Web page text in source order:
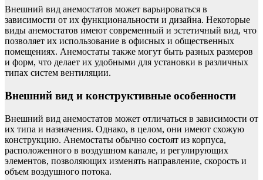
Внешний вид анемостатов может варьироваться в
зависимости от их функциональности и дизайна. Некоторые
виды анемостатов имеют современный и эстетичный вид, что
позволяет их использование в офисных и общественных
помещениях. Анемостаты также могут быть разных размеров
и форм, что делает их удобными для установки в различных
типах систем вентиляции.
Внешний вид и конструктивные особенности
Внешний вид анемостатов может отличаться в зависимости от
их типа и назначения. Однако, в целом, они имеют схожую
конструкцию. Анемостаты обычно состоят из корпуса,
расположенного в воздушном канале, и регулирующих
элементов, позволяющих изменять направление, скорость и
объем воздушного потока.